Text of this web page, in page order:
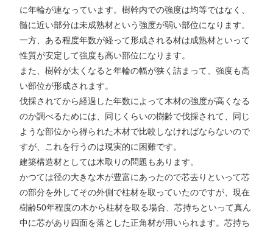
に年輪が連なっています。樹幹内での強度は均等ではなく、
髄に近い部分は未成熟材という強度が弱い部位になります。
一方、ある程度年数が経って形成される材は成熟材といって
性質が安定して強度も高い部位になります。
また、樹幹が太くなると年輪の幅が狭く詰まって、強度も高
い部位が形成されます。
伐採されてから経過した年数によって木材の強度が高くなる
のか調べるためには、同じくらいの樹齢で伐採されて、同じ
ような部位から得られた木材で比較しなければならないので
すが、これを行うのは現実的に困難です。
建築構造材としては木取りの問題もあります。
かつては径の大きな木が豊富にあったので芯去りといって芯
の部分を外してその外側で柱材を取っていたのですが、現在
樹齢50年程度の木から柱材を取る場合、芯持ちといって真ん
中に芯があり四面を落とした正角材が用いられます。芯持ち